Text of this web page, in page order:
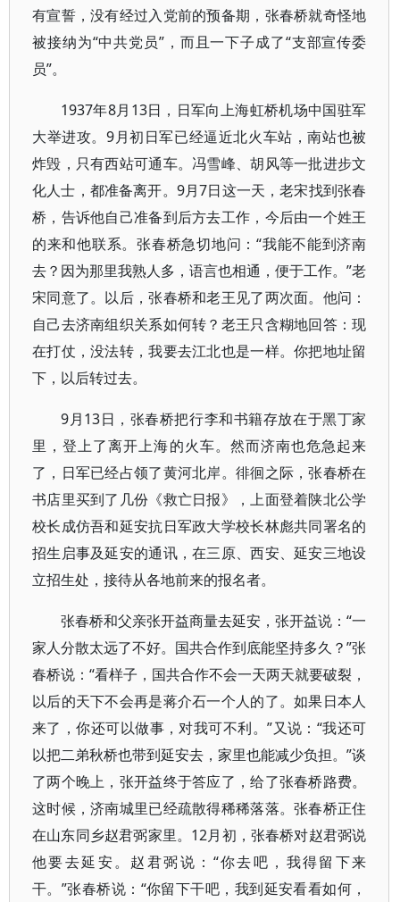
有宣誓，没有经过入党前的预备期，张春桥就奇怪地
被接纳为“中共党员”，而且一下子成了“支部宣传委
员”。
1937年8月13日，日军向上海虹桥机场中国驻军
大举进攻。9月初日军已经逼近北火车站，南站也被
炸毁，只有西站可通车。冯雪峰、胡风等一批进步文
化人士，都准备离开。9月7日这一天，老宋找到张春
桥，告诉他自己准备到后方去工作，今后由一个姓王
的来和他联系。张春桥急切地问：“我能不能到济南
去？因为那里我熟人多，语言也相通，便于工作。”老
宋同意了。以后，张春桥和老王见了两次面。他问：
自己去济南组织关系如何转？老王只含糊地回答：现
在打仗，没法转，我要去江北也是一样。你把地址留
下，以后转过去。
9月13日，张春桥把行李和书籍存放在于黑丁家
里，登上了离开上海的火车。然而济南也危急起来
了，日军已经占领了黄河北岸。徘徊之际，张春桥在
书店里买到了几份《救亡日报》，上面登着陕北公学
校长成仿吾和延安抗日军政大学校长林彪共同署名的
招生启事及延安的通讯，在三原、西安、延安三地设
立招生处，接待从各地前来的报名者。
张春桥和父亲张开益商量去延安，张开益说：“一
家人分散太远了不好。国共合作到底能坚持多久？”张
春桥说：“看样子，国共合作不会一天两天就要破裂，
以后的天下不会再是蒋介石一个人的了。如果日本人
来了，你还可以做事，对我可不利。”又说：“我还可
以把二弟秋桥也带到延安去，家里也能减少负担。”谈
了两个晚上，张开益终于答应了，给了张春桥路费。
这时候，济南城里已经疏散得稀稀落落。张春桥正住
在山东同乡赵君弼家里。12月初，张春桥对赵君弼说
他要去延安。赵君弼说：“你去吧，我得留下来
干。”张春桥说：“你留下干吧，我到延安看看如何，